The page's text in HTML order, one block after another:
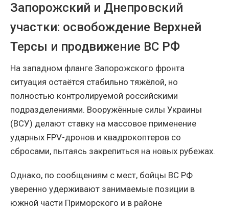
Запорожский и Днепровский
участки: освобождение Верхней
Терсы и продвижение ВС РФ
На западном фланге Запорожского фронта
ситуация остаётся стабильно тяжёлой, но
полностью контролируемой российскими
подразделениями. Вооружённые силы Украины
(ВСУ) делают ставку на массовое применение
ударных FPV-дронов и квадрокоптеров со
сбросами, пытаясь закрепиться на новых рубежах.
Однако, по сообщениям с мест, бойцы ВС РФ
уверенно удерживают занимаемые позиции в
южной части Приморского и в районе